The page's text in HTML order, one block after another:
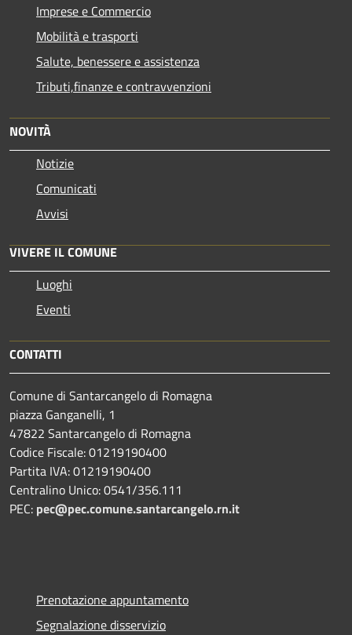
Imprese e Commercio
Mobilità e trasporti
Salute, benessere e assistenza
Tributi,finanze e contravvenzioni
NOVITÀ
Notizie
Comunicati
Avvisi
VIVERE IL COMUNE
Luoghi
Eventi
CONTATTI
Comune di Santarcangelo di Romagna
piazza Ganganelli, 1
47822 Santarcangelo di Romagna
Codice Fiscale: 01219190400
Partita IVA: 01219190400
Centralino Unico: 0541/356.111
PEC: pec@pec.comune.santarcangelo.rn.it
Prenotazione appuntamento
Segnalazione disservizio